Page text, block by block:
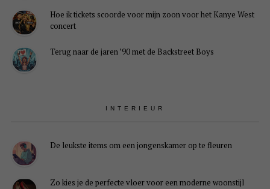
Hoe ik tickets scoorde voor mijn zoon voor het Kanye West
concert
Terug naar de jaren ’90 met de Backstreet Boys
INTERIEUR
De leukste items om een jongenskamer op te fleuren
Zo kies je de perfecte vloer voor een moderne woonstijl